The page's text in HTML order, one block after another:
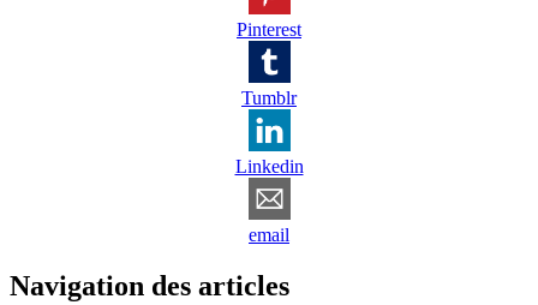
Pinterest
Tumblr
Linkedin
email
Navigation des articles